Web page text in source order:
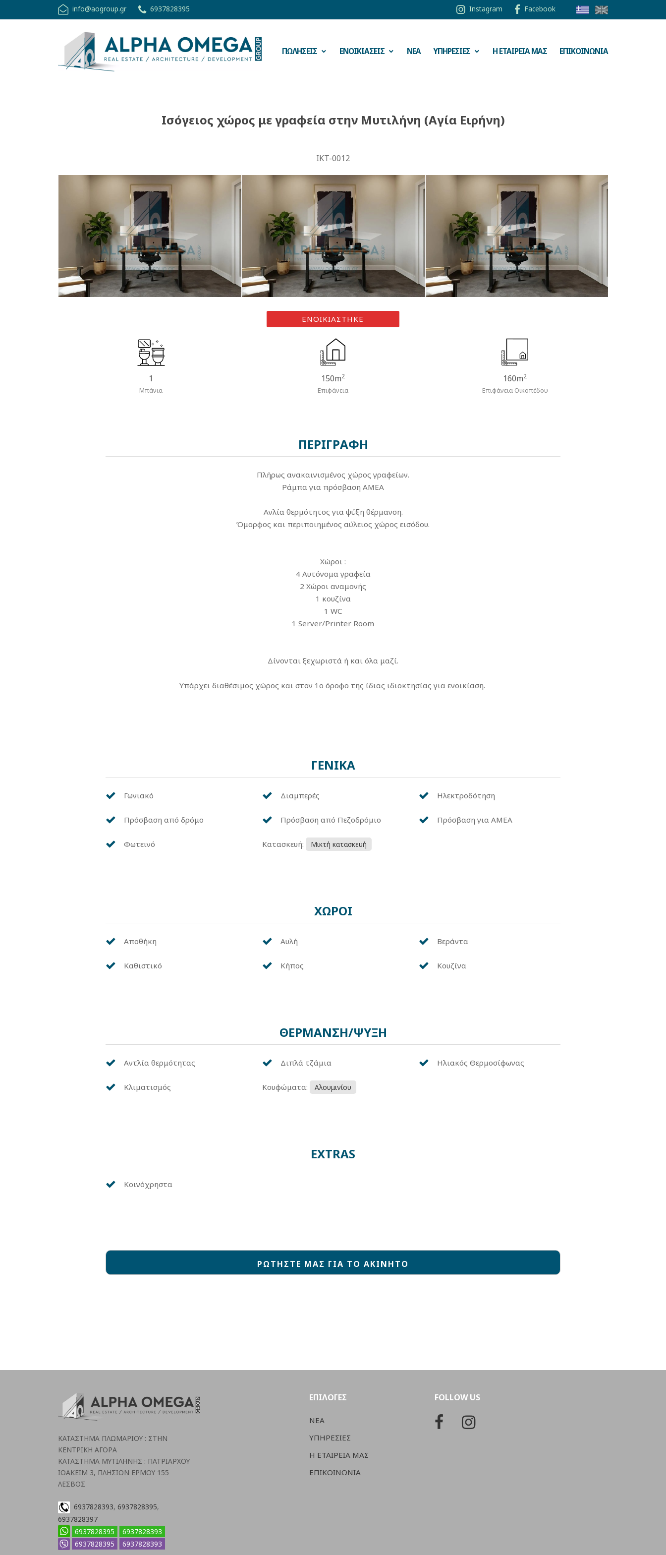
info@aogroup.gr 6937828395 Instagram Facebook
ΠΩΛΗΣΕΙΣ ΕΝΟΙΚΙΑΣΕΙΣ ΝΕΑ ΥΠΗΡΕΣΙΕΣ Η ΕΤΑΙΡΕΙΑ ΜΑΣ ΕΠΙΚΟΙΝΩΝΙΑ
Ισόγειος χώρος με γραφεία στην Μυτιλήνη (Αγία Ειρήνη)
IKT-0012
ΕΝΟΙΚΙΑΣΤΗΚΕ
1
Μπάνια
150m2
Επιφάνεια
160m2
Επιφάνεια Οικοπέδου
ΠΕΡΙΓΡΑΦΗ
Πλήρως ανακαινισμένος χώρος γραφείων.
Ράμπα για πρόσβαση ΑΜΕΑ
Ανλία θερμότητος για ψύξη θέρμανση.
Όμορφος και περιποιημένος αύλειος χώρος εισόδου.
Χώροι :
4 Αυτόνομα γραφεία
2 Χώροι αναμονής
1 κουζίνα
1 WC
1 Server/Printer Room
Δίνονται ξεχωριστά ή και όλα μαζί.
Υπάρχει διαθέσιμος χώρος και στον 1ο όροφο της ίδιας ιδιοκτησίας για ενοικίαση.
ΓΕΝΙΚΑ
Γωνιακό Διαμπερές Ηλεκτροδότηση
Πρόσβαση από δρόμο Πρόσβαση από Πεζοδρόμιο Πρόσβαση για ΑΜΕΑ
Φωτεινό Κατασκευή: Μικτή κατασκευή
ΧΩΡΟΙ
Αποθήκη Αυλή Βεράντα
Καθιστικό Κήπος Κουζίνα
ΘΕΡΜΑΝΣΗ/ΨΥΞΗ
Αντλία θερμότητας Διπλά τζάμια Ηλιακός Θερμοσίφωνας
Κλιματισμός Κουφώματα: Αλουμινίου
EXTRAS
Κοινόχρηστα
ΡΩΤΗΣΤΕ ΜΑΣ ΓΙΑ ΤΟ ΑΚΙΝΗΤΟ
ΚΑΤΑΣΤΗΜΑ ΠΛΩΜΑΡΙΟΥ : ΣΤΗΝ
ΚΕΝΤΡΙΚΗ ΑΓΟΡΑ
ΚΑΤΑΣΤΗΜΑ ΜΥΤΙΛΗΝΗΣ : ΠΑΤΡΙΑΡΧΟΥ
ΙΩΑΚΕΙΜ 3, ΠΛΗΣΙΟΝ ΕΡΜΟΥ 155
ΛΕΣΒΟΣ
6937828393, 6937828395,
6937828397
6937828395
6937828393
6937828395
6937828393
ΕΠΙΛΟΓΕΣ
ΝΕΑ
ΥΠΗΡΕΣΙΕΣ
Η ΕΤΑΙΡΕΙΑ ΜΑΣ
ΕΠΙΚΟΙΝΩΝΙΑ
FOLLOW US